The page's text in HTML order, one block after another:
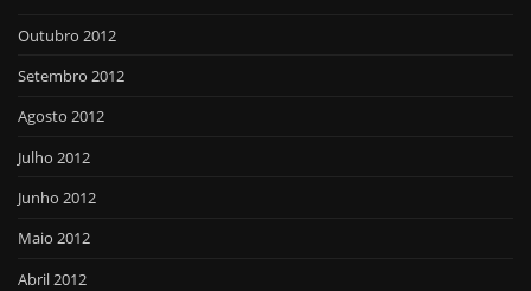
Outubro 2012
Setembro 2012
Agosto 2012
Julho 2012
Junho 2012
Maio 2012
Abril 2012